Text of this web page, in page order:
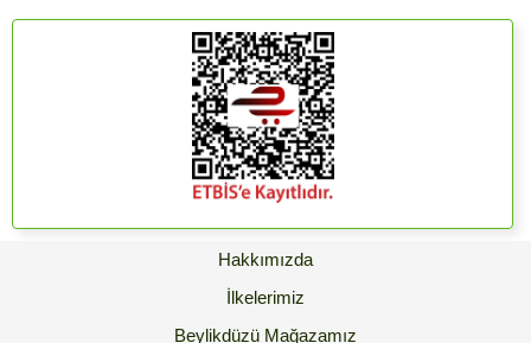
Hakkımızda
İlkelerimiz
Beylikdüzü Mağazamız